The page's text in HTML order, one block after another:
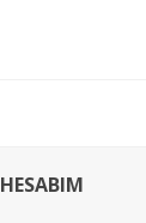
HESABIM